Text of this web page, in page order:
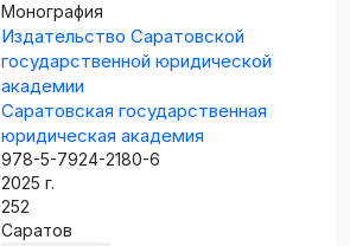
Монография
Издательство Саратовской
государственной юридической
академии
Саратовская государственная
юридическая академия
978-5-7924-2180-6
2025 г.
252
Саратов